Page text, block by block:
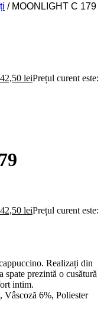
/ MOONLIGHT C 179
leiPrețul curent este:
leiPrețul curent este:
Realizați din
prezintă o cusătură
intim.
Vâscoză 6%, Poliester